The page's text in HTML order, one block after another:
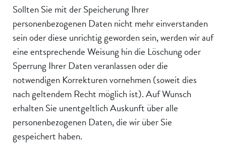
Sollten Sie mit der Speicherung Ihrer
personenbezogenen Daten nicht mehr einverstanden
sein oder diese unrichtig geworden sein, werden wir auf
eine entsprechende Weisung hin die Löschung oder
Sperrung Ihrer Daten veranlassen oder die
notwendigen Korrekturen vornehmen (soweit dies
nach geltendem Recht möglich ist). Auf Wunsch
erhalten Sie unentgeltlich Auskunft über alle
personenbezogenen Daten, die wir über Sie
gespeichert haben.